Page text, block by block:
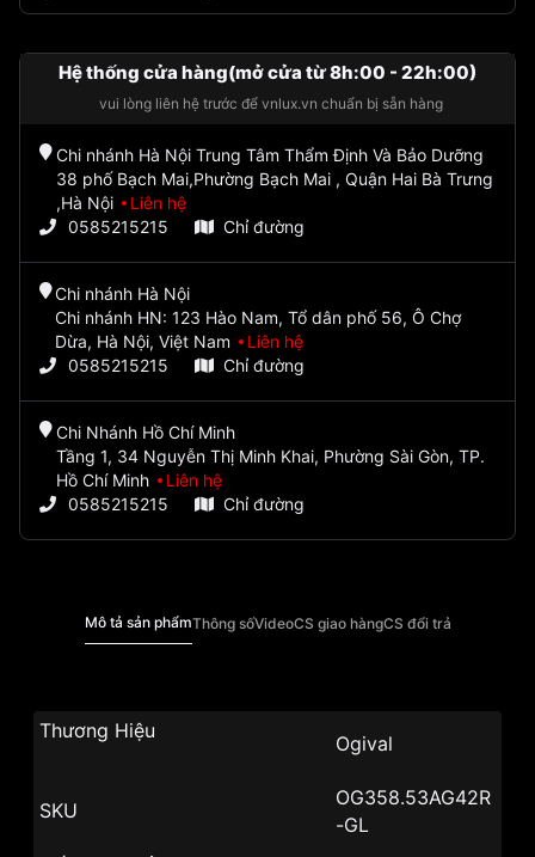
Hệ thống cửa hàng(mở cửa từ 8h:00 - 22h:00)
vui lòng liên hệ trước để vnlux.vn chuẩn bị sẵn hàng
Chi nhánh Hà Nội Trung Tâm Thẩm Định Và Bảo Dưỡng
38 phố Bạch Mai,Phường Bạch Mai , Quận Hai Bà Trưng
,Hà Nội
Liên hệ
0585215215
Chỉ đường
Chi nhánh Hà Nội
Chi nhánh HN: 123 Hào Nam, Tổ dân phố 56, Ô Chợ
Dừa, Hà Nội, Việt Nam
Liên hệ
0585215215
Chỉ đường
Chi Nhánh Hồ Chí Minh
Tầng 1, 34 Nguyễn Thị Minh Khai, Phường Sài Gòn, TP.
Hồ Chí Minh
Liên hệ
0585215215
Chỉ đường
Mô tả sản phẩmThông sốVideoCS giao hàngCS đổi trả
Thương Hiệu
Ogival
SKU
OG358.53AG42R
-GL